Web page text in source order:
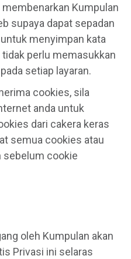
Kumpulan
supaya dapat sepadan
menyimpan kata
tidak perlu memasukkan
setiap layaran.
cookies, sila
anda untuk
dari cakera keras
semua cookies atau
sebelum cookie
oleh Kumpulan akan
Privasi ini selaras